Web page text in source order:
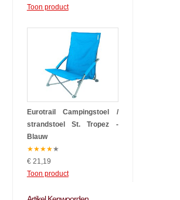
Toon product
Eurotrail Campingstoel /
strandstoel St. Tropez -
Blauw
★★★★★
€ 21,19
Toon product